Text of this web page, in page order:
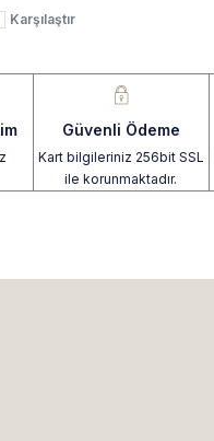
Karşılaştır
Güvenli Ödeme
Kart bilgileriniz 256bit SSL
ile korunmaktadır.